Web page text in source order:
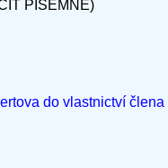
PÍSEMNĚ)
do vlastnictví